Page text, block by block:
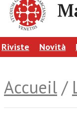
Riviste Novità
Accueil /